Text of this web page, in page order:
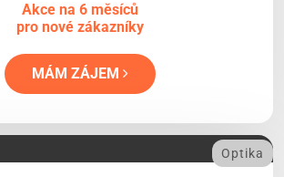
Akce na 6 měsíců
pro nové zákazníky
MÁM ZÁJEM
Optika